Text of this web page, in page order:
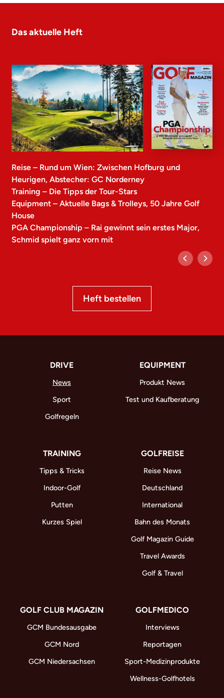
Das aktuelle Heft
Reise – Rund um Wien: Zwischen Hofburg und
Heurigen, Abstecher: GC Norderney
Training – Die Tipps der Tour-Stars
Equipment – Aktuelle Bags & Trolleys, 50 Jahre Golf
House
PGA Championship – Rai gewinnt sein erstes Major,
Schmid spielt ganz vorn mit
Heft bestellen
DRIVE
News
Sport
Golfregeln
EQUIPMENT
Produkt News
Test und Kaufberatung
TRAINING
Tipps & Tricks
Indoor-Golf
Putten
Kurzes Spiel
GOLFREISE
Reise News
Deutschland
International
Bahn des Monats
Golf Magazin Guide
Travel Awards
Golf & Travel
GOLF CLUB MAGAZIN
GCM Bundesausgabe
GCM Nord
GCM Niedersachsen
GOLFMEDICO
Interviews
Reportagen
Sport-Medizinprodukte
Wellness-Golfhotels